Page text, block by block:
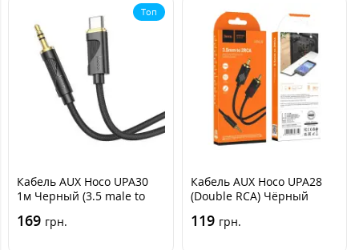
Топ
Кабель AUX Hoco UPA30
1м Черный (3.5 male to
169 грн.
Кабель AUX Hoco UPA28
(Double RCA) Чёрный
119 грн.